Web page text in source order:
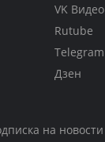
VK Видео
Rutube
Telegram
Дзен
на новости